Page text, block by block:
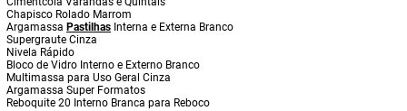
Chapisco Rolado Marrom
Argamassa Pastilhas Interna e Externa Branco
Supergraute Cinza
Nivela Rápido
Bloco de Vidro Interno e Externo Branco
Multimassa para Uso Geral Cinza
Argamassa Super Formatos
Reboquite 20 Interno Branca para Reboco